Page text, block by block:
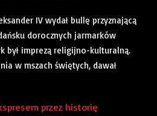
IV wydał bullę przyznającą
dorocznych jarmarków
był imprezą religijno-kulturalną.
w mszach świętych, dawał
przez historię